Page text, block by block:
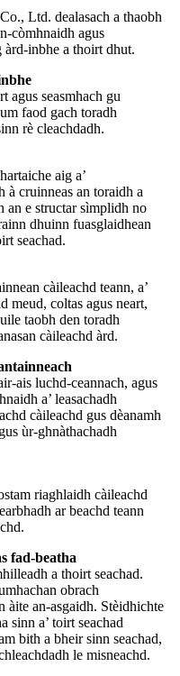
Ltd. dealasach a thaobh
còmhnaidh agus
inbhe a thoirt dhut.
agus seasmhach gu
faod gach toradh
rè cleachdadh.
aig a’
à cruinneas an toraidh a
an e structar sìmplidh no
dhuinn fuasglaidhean
seachad.
càileachd teann, a’
meud, coltas agus neart,
taobh den toradh
càileachd àrd.
ais luchd-ceannach, agus
a’ leasachadh
càileachd gus dèanamh
ùr-ghnàthachadh
riaghlaidh càileachd
ar beachd teann
fad-beatha
a thoirt seachad.
obrach
àite an-asgaidh. Stèidhichte
sinn a’ toirt seachad
bith a bheir sinn seachad,
le misneachd.